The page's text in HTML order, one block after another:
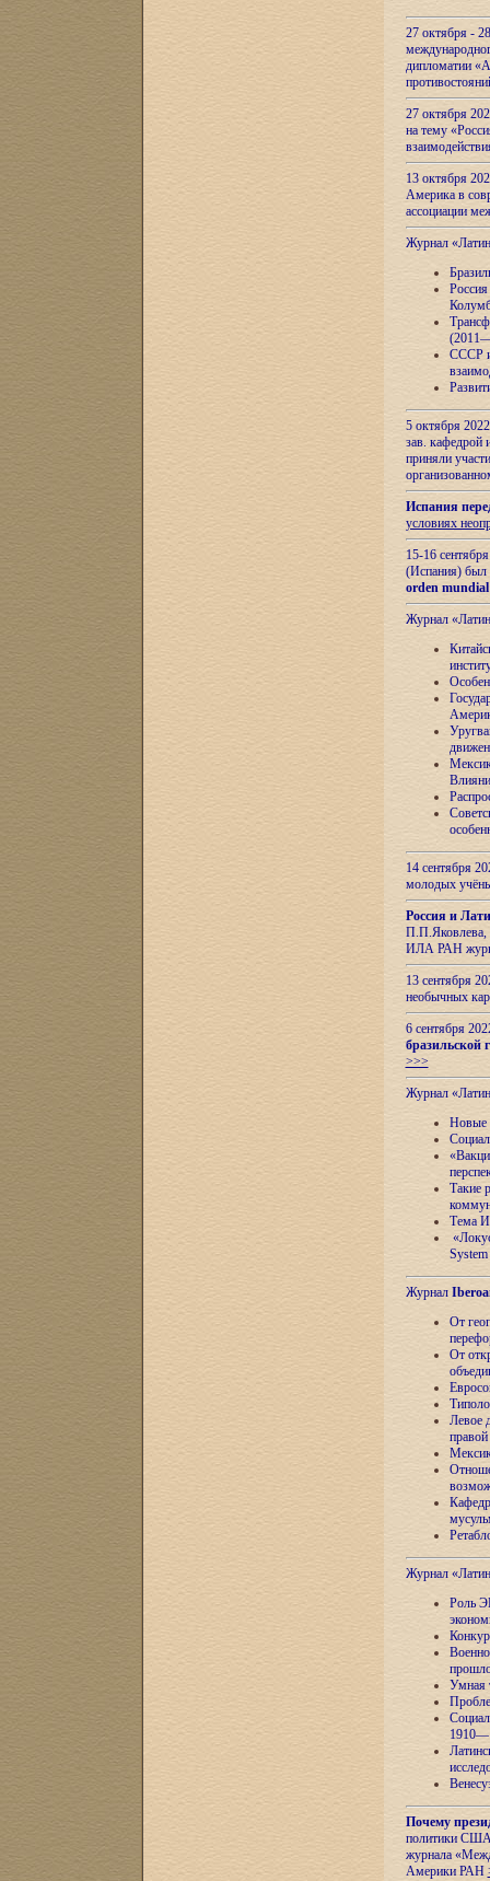
27 октября -
дипломатии
27 октября
на тему
13 октября
Америка в
ассоциации
Журнал
СССР и
5 октября
зав.
приняли
Испания
условиях
15-16
(Испания) был
orden
Журнал
14 сентября
молодых
Россия и
П.П.Яковлева,
ИЛА РАН
13 сентября
необычных
6 сентября
бразильской
>>>
Журнал
Новые
Такие
Тема
Журнал
От
От
Левое
Журнал
Роль
Умная
Почему
политики США
журнала
Америки РАН